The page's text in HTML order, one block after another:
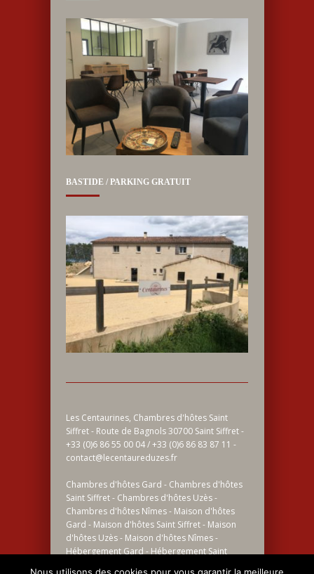
BASTIDE / PARKING GRATUIT
Les Centaurines, Chambres d'hôtes Saint
Siffret - Route de Bagnols 30700 Saint Siffret -
+33 (0)6 86 55 00 04 / +33 (0)6 86 83 87 11 -
contact@lecentaureduzes.fr
Chambres d'hôtes Gard - Chambres d'hôtes
Saint Siffret - Chambres d'hôtes Uzès -
Chambres d'hôtes Nîmes - Maison d'hôtes
Gard - Maison d'hôtes Saint Siffret - Maison
d'hôtes Uzès - Maison d'hôtes Nîmes -
Hébergement Gard - Hébergement Saint